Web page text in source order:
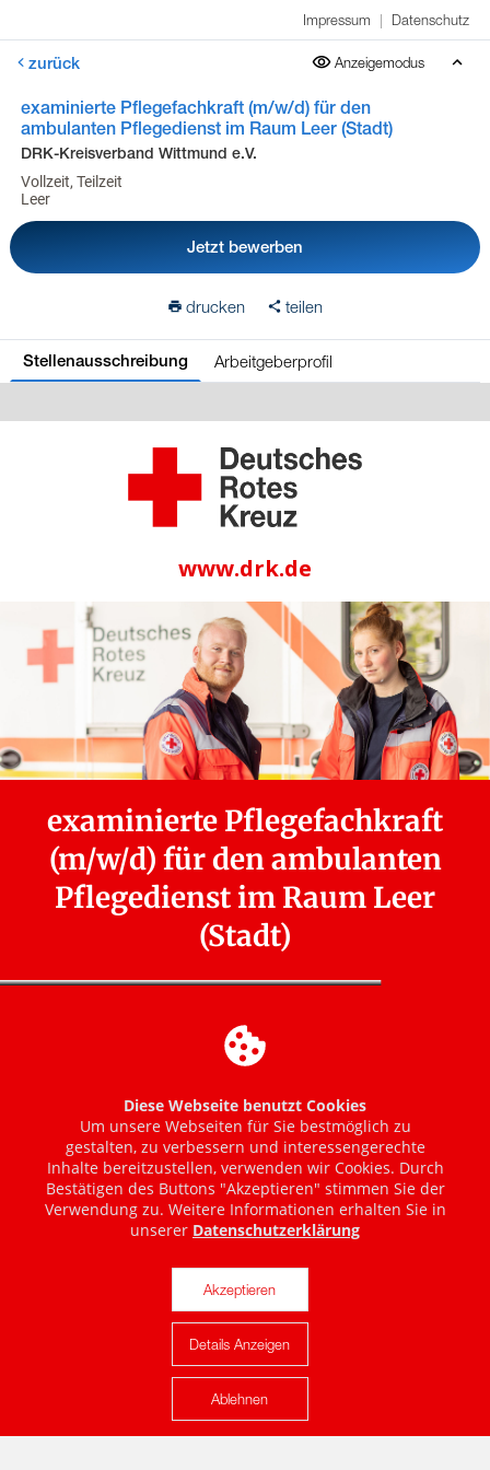
Impressum | Datenschutz
zurück Anzeigemodus
examinierte Pflegefachkraft (m/w/d) für den
ambulanten Pflegedienst im Raum Leer (Stadt)
DRK-Kreisverband Wittmund e.V.
Vollzeit, Teilzeit
Leer
Jetzt bewerben
drucken teilen
Stellenausschreibung Arbeitgeberprofil
Karte anzeigen
Diese Webseite benutzt Cookies
Um unsere Webseiten für Sie bestmöglich zu
gestalten, zu verbessern und interessengerechte
Inhalte bereitzustellen, verwenden wir Cookies. Durch
Bestätigen des Buttons "Akzeptieren" stimmen Sie der
Verwendung zu. Weitere Informationen erhalten Sie in
unserer Datenschutzerklärung
Akzeptieren
Details Anzeigen
Ablehnen